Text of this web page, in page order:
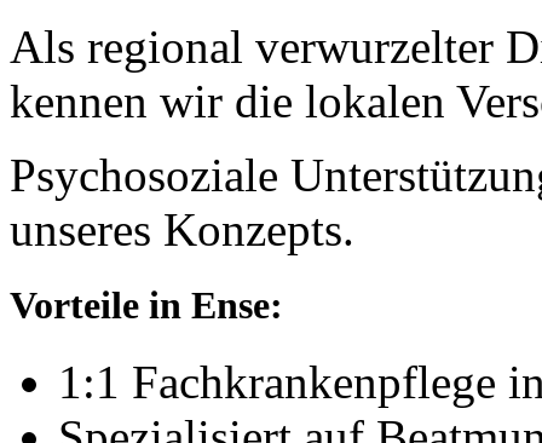
Als regional verwurzelter
kennen wir die lokalen
Psychosoziale
unseres Konzepts.
Vorteile in Ense:
1:1 Fachkrankenpflege